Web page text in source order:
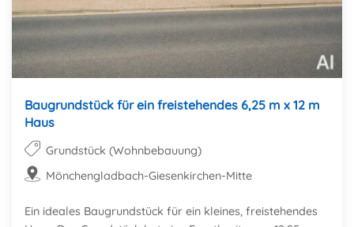
Baugrundstück für ein freistehendes 6,25 m x 12 m
Haus
Grundstück (Wohnbebauung)
Mönchengladbach-Giesenkirchen-Mitte
Ein ideales Baugrundstück für ein kleines, freistehendes